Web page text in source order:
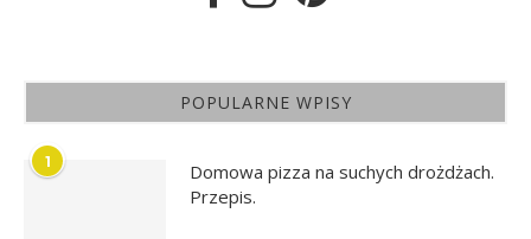
POPULARNE WPISY
1
Domowa pizza na suchych drożdżach.
Przepis.